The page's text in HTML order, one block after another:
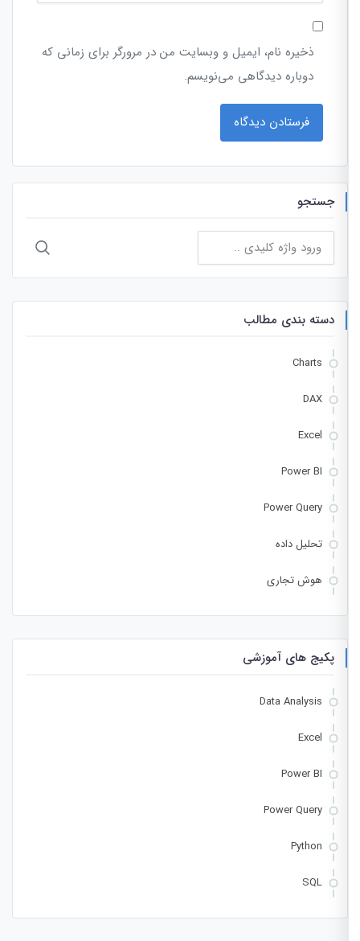
ذخیره نام، ایمیل و وبسایت من در مرورگر برای زمانی که
دوباره دیدگاهی می‌نویسم.
جستجو
جستجو
برای:
دسته بندی مطالب
Charts
DAX
Excel
Power BI
Power Query
تحلیل داده
هوش تجاری
پکیج های آموزشی
Data Analysis
Excel
Power BI
Power Query
Python
SQL